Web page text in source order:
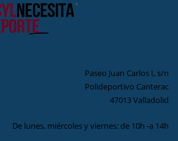
Paseo Juan Carlos I, s/n
Polideportivo Canterac
47013 Valladolid
De lunes, miércoles y viernes: de 10h -a 14h